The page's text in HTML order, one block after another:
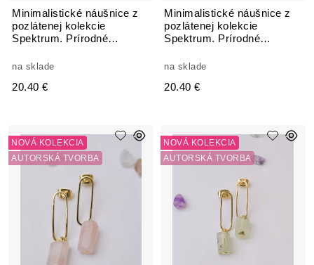
Minimalistické náušnice z
pozlátenej kolekcie
Spektrum. Prírodné
na sklade
20.40 €
Minimalistické náušnice z
pozlátenej kolekcie
Spektrum. Prírodné
na sklade
20.40 €
NOVÁ KOLEKCIA
AUTORSKÁ TVORBA
NOVÁ KOLEKCIA
AUTORSKÁ TVORBA